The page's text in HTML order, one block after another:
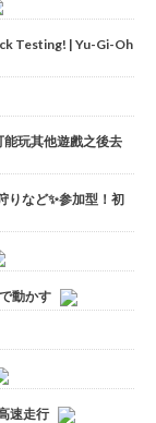
Testing! | Yu-Gi-Oh
玩其他遊戲之後去
りなど✨参加型！初
動かす
速走行